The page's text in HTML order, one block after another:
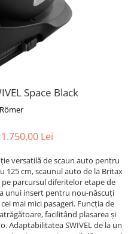
Space Black
1.750,00 Lei
versatilă de scaun auto pentru
125 cm, scaunul auto de la Britax
parcursul diferitelor etape de
unui insert pentru nou-născuți
mai mici pasageri. Funcția de
facilitând plasarea și
Adaptabilitatea SWIVEL de la un